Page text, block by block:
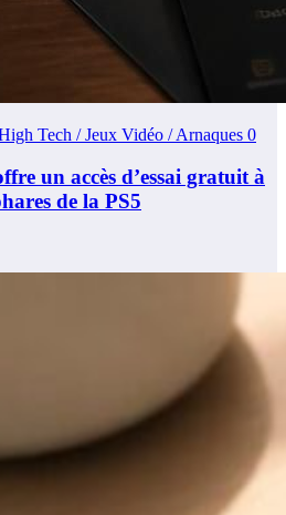
Tech / Jeux Vidéo / Arnaques 0
un accès d’essai gratuit à
de la PS5